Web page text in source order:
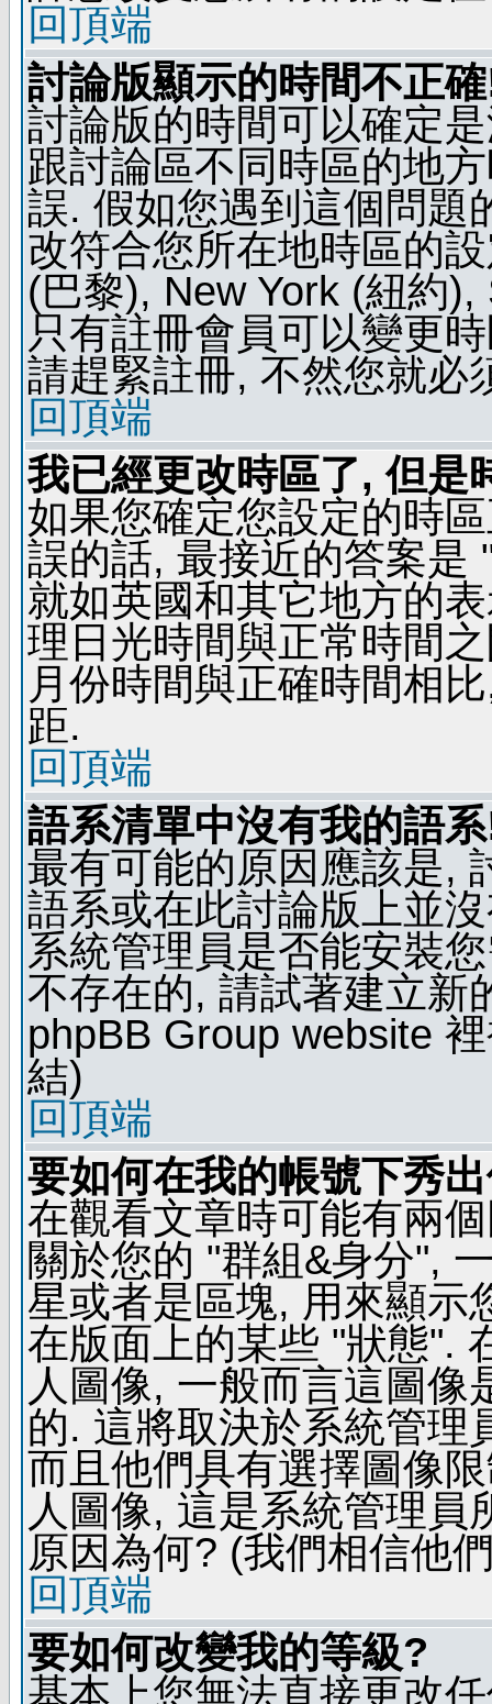
回頂端
討論版顯示的時間不正
討論版的時間可以確定
跟討論區不同時區的地
誤. 假如您遇到這個問題
改符合您所在地時區的
(巴黎), New York (紐約
只有註冊會員可以變更
請趕緊註冊, 不然您就必
回頂端
我已經更改時區了, 但是
如果您確定您設定的時
誤的話, 最接近的答案是
就如英國和其它地方的
理日光時間與正常時間
月份時間與正確時間相
距.
回頂端
語系清單中沒有我的語
最有可能的原因應該是,
語系或在此討論版上並
系統管理員是否能安裝
不存在的, 請試著建立新
phpBB Group website
結)
回頂端
要如何在我的帳號下秀
在觀看文章時可能有兩
關於您的 "群組&身分",
星或者是區塊, 用來顯示
在版面上的某些 "狀態".
人圖像, 一般而言這圖像
的. 這將取決於系統管理
而且他們具有選擇圖像
人圖像, 這是系統管理
原因為何? (我們相信他
回頂端
要如何改變我的等級?
基本上您無法直接更改